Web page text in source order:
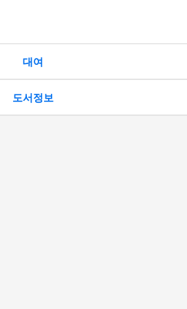
대여
도서정보